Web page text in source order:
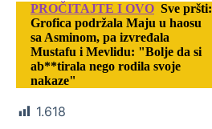
PROČITAJTE I OVO Sve pršti:
Grofica podržala Maju u haosu
sa Asminom, pa izvređala
Mustafu i Mevlidu: "Bolje da si
ab**tirala nego rodila svoje
nakaze"
1.618